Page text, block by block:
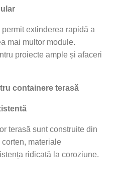
extinderea rapidă a
mai multor module.
proiecte ample și afaceri
containere terasă
terasă sunt construite din
materiale
ridicată la coroziune.